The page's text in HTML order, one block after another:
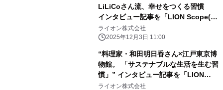
LiLiCoさん流、幸せをつくる習慣
インタビュー記事を「LION Scope(ラ
イオン スコープ)」で 12月3日公開
ライオン株式会社
2025年12月3日 11:00
“料理家・和田明日香さん×江戸東京博
物館。 「サステナブルな生活を生む習
慣」” インタビュー記事を「LION
Scope(ライオン スコープ)」にて、
ライオン株式会社